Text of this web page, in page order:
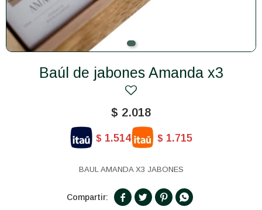
Baúl de jabones Amanda x3
$ 2.018
$ 1.514 $ 1.715
BAUL AMANDA X3 JABONES
   